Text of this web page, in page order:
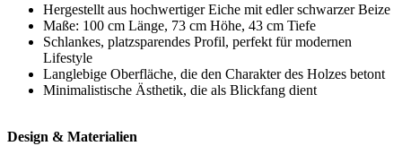
Hergestellt aus hochwertiger Eiche mit edler schwarzer Beize
Maße: 100 cm Länge, 73 cm Höhe, 43 cm Tiefe
Schlankes, platzsparendes Profil, perfekt für modernen
Lifestyle
Langlebige Oberfläche, die den Charakter des Holzes betont
Minimalistische Ästhetik, die als Blickfang dient
Design & Materialien